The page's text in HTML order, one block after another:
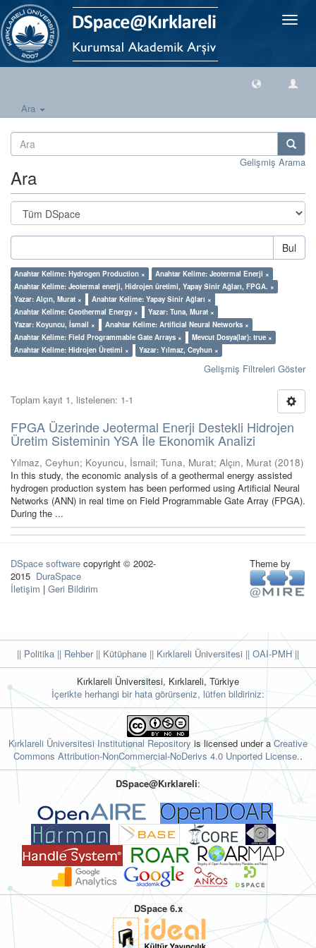
Geçiş
Ara
Gelişmiş Arama
Ara
Bul
Anahtar Kelime: Hydrogen Production ×
Anahtar Kelime: Jeotermal Enerji ×
Anahtar Kelime: Jeotermal enerji, Hidrojen üretimi, Yapay Sinir Ağları, FPGA. ×
Yazar: Alçın, Murat ×
Anahtar Kelime: Yapay Sinir Ağları ×
Anahtar Kelime: Geothermal Energy ×
Yazar: Tuna, Murat ×
Yazar: Koyuncu, İsmail ×
Anahtar Kelime: Artificial Neural Networks ×
Anahtar Kelime: Field Programmable Gate Arrays ×
Mevcut Dosya(lar): true ×
Anahtar Kelime: Hidrojen Üretimi ×
Yazar: Yılmaz, Ceyhun ×
Gelişmiş Filtreleri Göster
Toplam kayıt 1, listelenen: 1-1
FPGA Üzerinde Jeotermal Enerji Destekli Hidrojen
Üretim Sisteminin YSA İle Ekonomik Analizi
Yılmaz, Ceyhun; Koyuncu, İsmail; Tuna, Murat; Alçın, Murat (2018)
In this study, the economic analysis of a geothermal energy assisted
hydrogen production system has been performed using Artificial Neural
Networks (ANN) in real time on Field Programmable Gate Array (FPGA).
During the ...
DSpace software copyright © 2002-
2015 DuraSpace
İletişim | Geri Bildirim
Theme by
|| Politika || Rehber|| Kütüphane || Kırklareli Üniversitesi || OAI-PMH ||
Kırklareli Üniversitesi, Kırklareli, Türkiye
İçerikte herhangi bir hata görürseniz, lütfen bildiriniz:
Kırklareli Üniversitesi Institutional Repository is licensed under aCreative
Commons Attribution-NonCommercial-NoDerivs 4.0 Unported License..
DSpace@Kırklareli:
DSpace 6.x